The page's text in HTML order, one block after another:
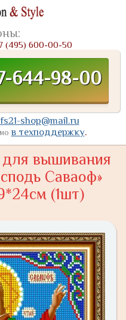
(495) 600-00-50
644-98-00
fs21-shop@mail.ru
в техподдержку.
для вышивания
Саваоф»
(1шт)